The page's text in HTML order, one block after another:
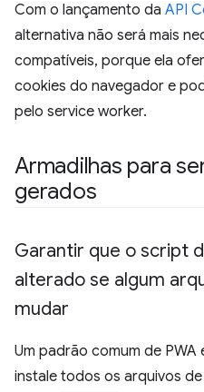
Com o lançamento da API
alternativa não será mais
compatíveis, porque ela
cookies do navegador e
pelo service worker.
Armadilhas para
gerados
Garantir que o script
alterado se algum
mudar
Um padrão comum de
instale todos os arquivos